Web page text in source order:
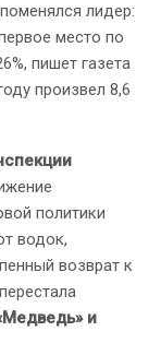
лидер:
место по
пишет газета
произвел 8,6
политики
водок,
возврат к
и